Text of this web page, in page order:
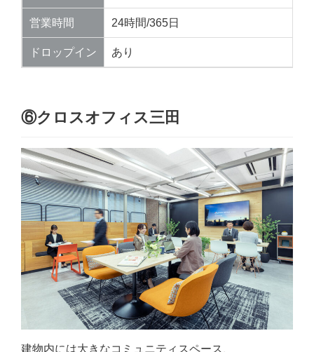
営業時間 24時間/365日
ドロップイン あり
⑥クロスオフィス三田
建物内には大きなコミュニティスペース、